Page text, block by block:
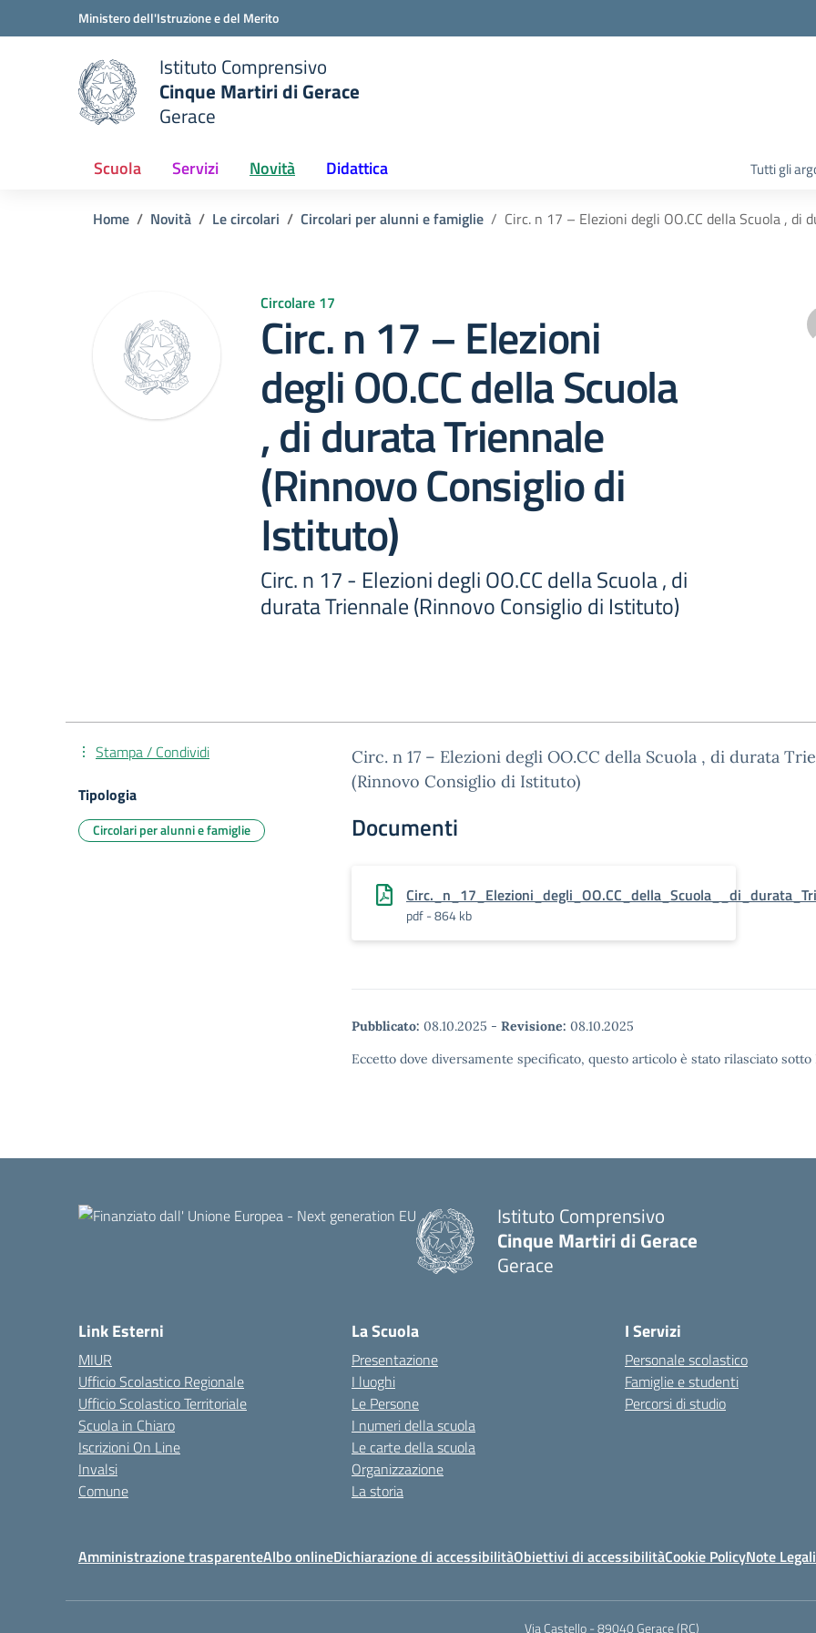
Vai ai contenuti
Vai al menu di navigazioneMinistero dell'Istruzione e del Merito
scuola
Istituto Comprensivo
Cinque Martiri di Gerace
Gerace
Scuola Servizi Novità Didattica Tutti gli
Home Novità Le circolari Circolari per alunni e famiglie Circ. n 17 – Elezioni degli OO.CC della Scuola ,
Circolare 17
Circ. n 17 – Elezioni
degli OO.CC della Scuola
, di durata Triennale
(Rinnovo Consiglio di
Istituto)
Circ. n 17 - Elezioni degli OO.CC della Scuola , di
durata Triennale (Rinnovo Consiglio di Istituto)
Circ. n 17 – Elezioni degli OO.CC della Scuola , di durata
(Rinnovo Consiglio di Istituto)
Documenti
pdf - 864 kb
Pubblicato: 08.10.2025 - Revisione: 08.10.2025
Eccetto dove diversamente specificato, questo articolo è stato rilasciato
Stampa / Condividi
Tipologia
Circolari per alunni e famiglie
Istituto Comprensivo
Cinque Martiri di Gerace
Gerace
Link Esterni
MIUR
Ufficio Scolastico Regionale
Ufficio Scolastico Territoriale
Scuola in Chiaro
Iscrizioni On Line
Invalsi
Comune
La Scuola
Presentazione
I luoghi
Le Persone
I numeri della scuola
Le carte della scuola
Organizzazione
La storia
I Servizi
Personale scolastico
Famiglie e studenti
Percorsi di studio
Amministrazione trasparenteAlbo onlineDichiarazione di accessibilitàObiettivi di accessibilitàCookie PolicyNote Legali
Via Castello - 89040 Gerace (RC)